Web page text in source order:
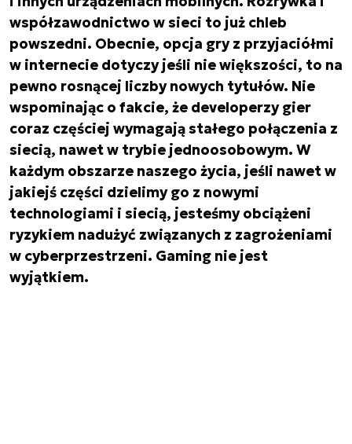
współzawodnictwo w sieci to już chleb
powszedni. Obecnie, opcja gry z przyjaciółmi
w internecie dotyczy jeśli nie większości, to na
pewno rosnącej liczby nowych tytułów. Nie
wspominając o fakcie, że developerzy gier
coraz częściej wymagają stałego połączenia z
siecią, nawet w trybie jednoosobowym. W
każdym obszarze naszego życia, jeśli nawet w
jakiejś części dzielimy go z nowymi
technologiami i siecią, jesteśmy obciążeni
ryzykiem nadużyć związanych z zagrożeniami
w cyberprzestrzeni. Gaming nie jest
wyjątkiem.